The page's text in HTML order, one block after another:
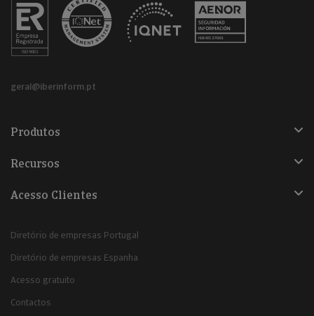
geral@iberinform.pt
Produtos
Recursos
Acesso Clientes
Diretório de empresas Portugal
Diretório de empresas Espanha
Acesso gratuito
Contactos